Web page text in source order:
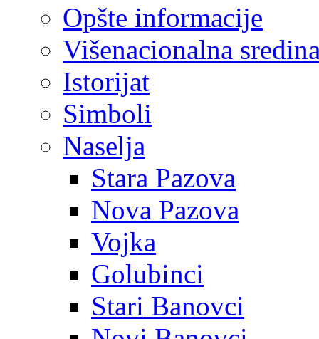
Opšte informacije
Višenacionalna
Istorijat
Simboli
Naselja
Stara Pazova
Nova Pazova
Vojka
Golubinci
Stari Banovci